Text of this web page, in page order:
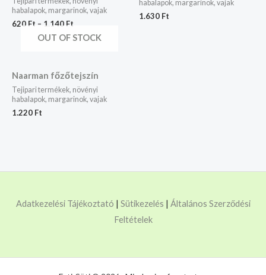
habalapok, margarinok, vajak
620 Ft – 1.140 Ft
habalapok, margarinok, vajak
1.630 Ft
OUT OF STOCK
Naarman főzőtejszín
Tejipari termékek, növényi
habalapok, margarinok, vajak
1.220 Ft
Adatkezelési Tájékoztató | Sütikezelés | Általános Szerződési
Feltételek